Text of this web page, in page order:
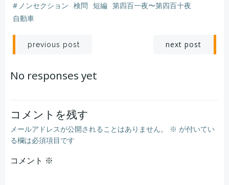
な
る
ほ
ど
、
あ
の検問
も
そ
う
い
う
こ
と
だ
っ
たか
と一人頷
き
な
が
ら
、後
ろ手
に戸
の鍵
を掛
け
た
。
そんな夢を見た。
# ノンセクション 検問 短編 第四百一夜〜第四百十夜
自動車
投
稿
ビ
ゲ
ー
previous post
ビ
next post
No responses yet
コメントを残す
メールアドレスが公開されることはありません。 ※ が付いてい
る欄は必須項目です
コメント ※